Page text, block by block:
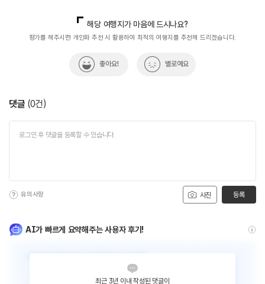
해당 여행지가 마음에 드시나요?
평가를 해주시면 개인화 추천 시 활용하여 최적의 여행지를 추천해 드리겠습니다.
좋아요! 별로예요
댓글 (0건)
사진
유의사항 등록
AI가 빠르게 요약해주는 사용자 후기!
최근 3년 이내 작성된 댓글이